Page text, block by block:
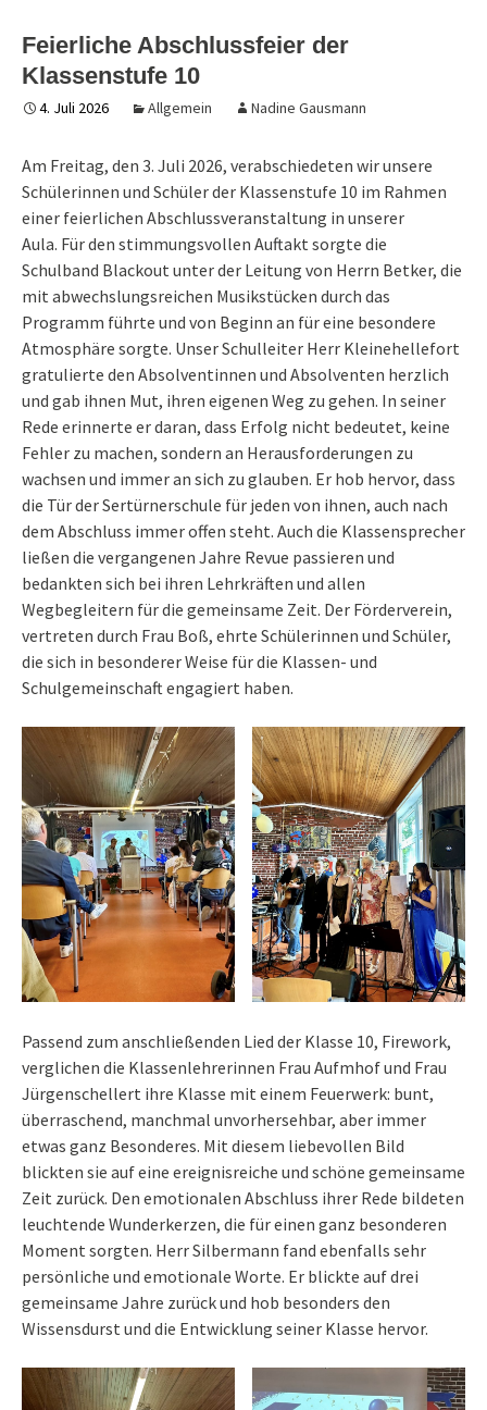
Feierliche Abschlussfeier der
Klassenstufe 10
4. Juli 2026 Allgemein Nadine Gausmann
Am Freitag, den 3. Juli 2026, verabschiedeten wir unsere
Schülerinnen und Schüler der Klassenstufe 10 im Rahmen
einer feierlichen Abschlussveranstaltung in unserer
Aula. Für den stimmungsvollen Auftakt sorgte die
Schulband Blackout unter der Leitung von Herrn Betker, die
mit abwechslungsreichen Musikstücken durch das
Programm führte und von Beginn an für eine besondere
Atmosphäre sorgte. Unser Schulleiter Herr Kleinehellefort
gratulierte den Absolventinnen und Absolventen herzlich
und gab ihnen Mut, ihren eigenen Weg zu gehen. In seiner
Rede erinnerte er daran, dass Erfolg nicht bedeutet, keine
Fehler zu machen, sondern an Herausforderungen zu
wachsen und immer an sich zu glauben. Er hob hervor, dass
die Tür der Sertürnerschule für jeden von ihnen, auch nach
dem Abschluss immer offen steht. Auch die Klassensprecher
ließen die vergangenen Jahre Revue passieren und
bedankten sich bei ihren Lehrkräften und allen
Wegbegleitern für die gemeinsame Zeit. Der Förderverein,
vertreten durch Frau Boß, ehrte Schülerinnen und Schüler,
die sich in besonderer Weise für die Klassen- und
Schulgemeinschaft engagiert haben.
Passend zum anschließenden Lied der Klasse 10, Firework,
verglichen die Klassenlehrerinnen Frau Aufmhof und Frau
Jürgenschellert ihre Klasse mit einem Feuerwerk: bunt,
überraschend, manchmal unvorhersehbar, aber immer
etwas ganz Besonderes. Mit diesem liebevollen Bild
blickten sie auf eine ereignisreiche und schöne gemeinsame
Zeit zurück. Den emotionalen Abschluss ihrer Rede bildeten
leuchtende Wunderkerzen, die für einen ganz besonderen
Moment sorgten. Herr Silbermann fand ebenfalls sehr
persönliche und emotionale Worte. Er blickte auf drei
gemeinsame Jahre zurück und hob besonders den
Wissensdurst und die Entwicklung seiner Klasse hervor.